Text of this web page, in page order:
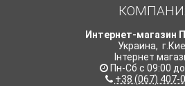
Интернет-магазин
Украина,
Інтернет
Пн-Сб с 09:00
+38 (067) 407-